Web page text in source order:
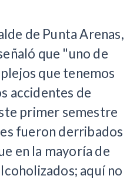
de Punta Arenas,
que "uno de
que tenemos
accidentes de
primer semestre
fueron derribados
en la mayoría de
aquí no